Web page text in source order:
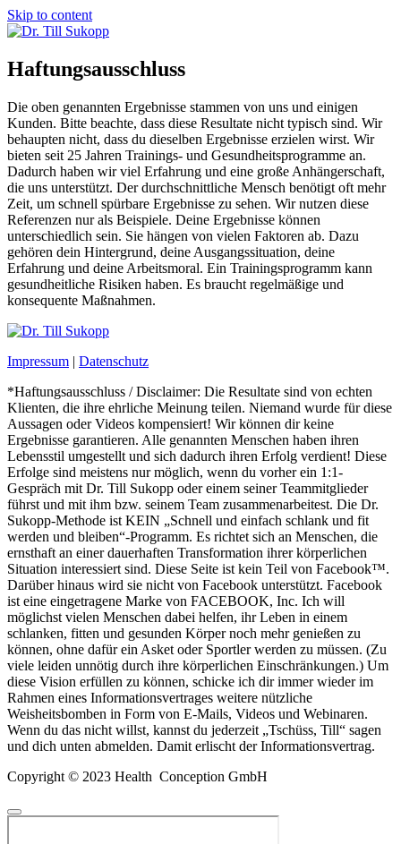
Skip to content
Haftungsausschluss
Die oben genannten Ergebnisse stammen von uns und einigen
Kunden. Bitte beachte, dass diese Resultate nicht typisch sind. Wir
behaupten nicht, dass du dieselben Ergebnisse erzielen wirst. Wir
bieten seit 25 Jahren Trainings- und Gesundheitsprogramme an.
Dadurch haben wir viel Erfahrung und eine große Anhängerschaft,
die uns unterstützt. Der durchschnittliche Mensch benötigt oft mehr
Zeit, um schnell spürbare Ergebnisse zu sehen. Wir nutzen diese
Referenzen nur als Beispiele. Deine Ergebnisse können
unterschiedlich sein. Sie hängen von vielen Faktoren ab. Dazu
gehören dein Hintergrund, deine Ausgangssituation, deine
Erfahrung und deine Arbeitsmoral. Ein Trainingsprogramm kann
gesundheitliche Risiken haben. Es braucht regelmäßige und
konsequente Maßnahmen.
Impressum | Datenschutz
*Haftungsausschluss / Disclaimer: Die Resultate sind von echten
Klienten, die ihre ehrliche Meinung teilen. Niemand wurde für diese
Aussagen oder Videos kompensiert! Wir können dir keine
Ergebnisse garantieren. Alle genannten Menschen haben ihren
Lebensstil umgestellt und sich dadurch ihren Erfolg verdient! Diese
Erfolge sind meistens nur möglich, wenn du vorher ein 1:1-
Gespräch mit Dr. Till Sukopp oder einem seiner Teammitglieder
führst und mit ihm bzw. seinem Team zusammenarbeitest. Die Dr.
Sukopp-Methode ist KEIN „Schnell und einfach schlank und fit
werden und bleiben“-Programm. Es richtet sich an Menschen, die
ernsthaft an einer dauerhaften Transformation ihrer körperlichen
Situation interessiert sind. Diese Seite ist kein Teil von Facebook™.
Darüber hinaus wird sie nicht von Facebook unterstützt. Facebook
ist eine eingetragene Marke von FACEBOOK, Inc. Ich will
möglichst vielen Menschen dabei helfen, ihr Leben in einem
schlanken, fitten und gesunden Körper noch mehr genießen zu
können, ohne dafür ein Asket oder Sportler werden zu müssen. (Zu
viele leiden unnötig durch ihre körperlichen Einschränkungen.) Um
diese Vision erfüllen zu können, schicke ich dir immer wieder im
Rahmen eines Informationsvertrages weitere nützliche
Weisheitsbomben in Form von E-Mails, Videos und Webinaren.
Wenn du das nicht willst, kannst du jederzeit „Tschüss, Till“ sagen
und dich unten abmelden. Damit erlischt der Informationsvertrag.
Copyright © 2023 Health Conception GmbH